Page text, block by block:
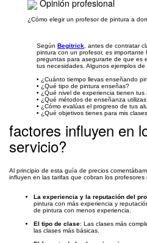
Opinión profesional
¿Cómo elegir un profesor de pintura a
Según Begitrick , antes de contratar
pintura con un profesor, es importante
preguntas para asegurarte de que es
tus necesidades. Algunos ejemplos
• ¿Cuánto tiempo llevas enseñando
• ¿Qué tipo de pintura enseñas?
• ¿Qué nivel de experiencia tienen tus
• ¿Qué métodos de enseñanza
• ¿Cómo evalúas el progreso de tus
• ¿Qué objetivos tienes para mis
factores influyen en
servicio?
Al principio de esta guía de precios
influyen en las tarifas que cobran los profesores
La experiencia y la reputación del
pintura con más experiencia y
de pintura con menos experiencia.
El tipo de clase: Las clases más
las clases más básicas.